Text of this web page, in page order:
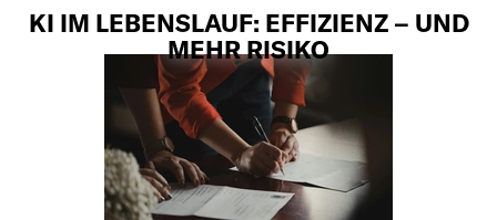
KI IM LEBENSLAUF: EFFIZIENZ – UND
MEHR RISIKO